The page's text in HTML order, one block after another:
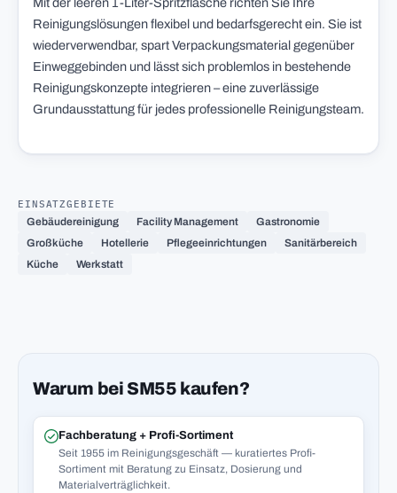
Mit der leeren 1-Liter-Spritzflasche richten Sie Ihre
Reinigungslösungen flexibel und bedarfsgerecht ein. Sie ist
wiederverwendbar, spart Verpackungsmaterial gegenüber
Einweggebinden und lässt sich problemlos in bestehende
Reinigungskonzepte integrieren – eine zuverlässige
Grundausstattung für jedes professionelle Reinigungsteam.
EINSATZGEBIETE
Gebäudereinigung
Facility Management
Gastronomie
Großküche
Hotellerie Pflegeeinrichtungen
Sanitärbereich
Küche
Werkstatt
Warum bei SM55 kaufen?
Fachberatung + Profi-Sortiment
Seit 1955 im Reinigungsgeschäft — kuratiertes Profi-
Sortiment mit Beratung zu Einsatz, Dosierung und
Materialverträglichkeit.